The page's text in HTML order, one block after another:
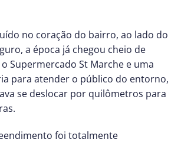
no coração do bairro, ao lado do
a época já chegou cheio de
Supermercado St Marche e uma
para atender o público do entorno,
se deslocar por quilômetros para
foi totalmente